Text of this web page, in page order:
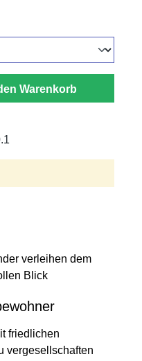
Warenkorb
verleihen dem
Blick
friedlichen
vergesellschaften